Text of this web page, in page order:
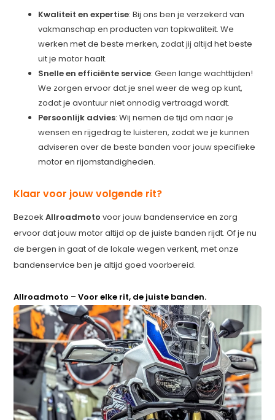
Kwaliteit en expertise: Bij ons ben je verzekerd van
vakmanschap en producten van topkwaliteit. We
werken met de beste merken, zodat jij altijd het beste
uit je motor haalt.
Snelle en efficiënte service: Geen lange wachttijden!
We zorgen ervoor dat je snel weer de weg op kunt,
zodat je avontuur niet onnodig vertraagd wordt.
Persoonlijk advies: Wij nemen de tijd om naar je
wensen en rijgedrag te luisteren, zodat we je kunnen
adviseren over de beste banden voor jouw specifieke
motor en rijomstandigheden.
Klaar voor jouw volgende rit?
BezoekAllroadmoto voor jouw bandenservice en zorg
ervoor dat jouw motor altijd op de juiste banden rijdt. Of je nu
de bergen in gaat of de lokale wegen verkent, met onze
bandenservice ben je altijd goed voorbereid.
Allroadmoto – Voor elke rit, de juiste banden.